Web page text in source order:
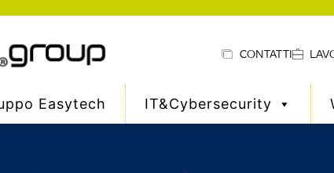
CONTATTI
Easytech IT&Cybersecurity